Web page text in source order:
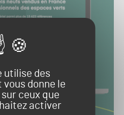
utilise des
vous donne le
ceux que
activer